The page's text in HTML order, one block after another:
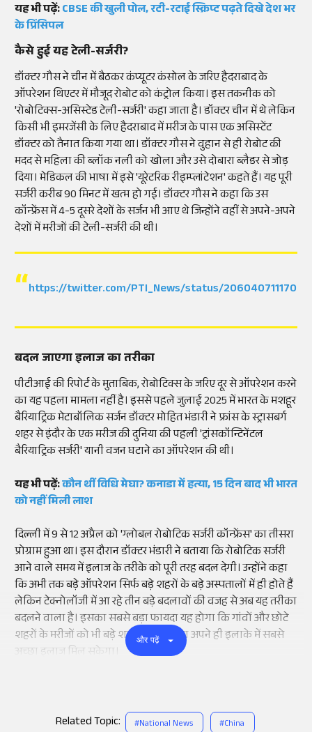
यह भी पढ़ें:CBSE की खुली पोल, रटी-रटाई स्क्रिप्ट पढ़ते दिखे देश भर
के प्रिंसिपल
कैसे हुई यह टेली-सर्जरी?
डॉक्टर गौस ने चीन में बैठकर कंप्यूटर कंसोल के जरिए हैदराबाद के
ऑपरेशन थिएटर में मौजूद रोबोट को कंट्रोल किया। इस तकनीक को
'रोबोटिक्स-असिस्टेड टेली-सर्जरी' कहा जाता है। डॉक्टर चीन में थे लेकिन
किसी भी इमरजेंसी के लिए हैदराबाद में मरीज के पास एक असिस्टेंट
डॉक्टर को तैनात किया गया था। डॉक्टर गौस ने वुहान से ही रोबोट की
मदद से महिला की ब्लॉक नली को खोला और उसे दोबारा ब्लैडर से जोड़
दिया। मेडिकल की भाषा में इसे 'यूरेटरिक रीइम्प्लांटेशन' कहते हैं। यह पूरी
सर्जरी करीब 90 मिनट में खत्म हो गई। डॉक्टर गौस ने कहा कि उस
कॉन्फ्रेंस में 4-5 दूसरे देशों के सर्जन भी आए थे जिन्होंने वहीं से अपने-अपने
देशों में मरीजों की टेली-सर्जरी की थी।
https://twitter.com/PTI_News/status/
बदल जाएगा इलाज का तरीका
पीटीआई की रिपोर्ट के मुताबिक, रोबोटिक्स के जरिए दूर से ऑपरेशन करने
का यह पहला मामला नहीं है। इससे पहले जुलाई 2025 में भारत के मशहूर
बैरियाट्रिक मेटाबॉलिक सर्जन डॉक्टर मोहित भंडारी ने फ्रांस के स्ट्रासबर्ग
शहर से इंदौर के एक मरीज की दुनिया की पहली 'ट्रांसकॉन्टिनेंटल
बैरियाट्रिक सर्जरी' यानी वजन घटाने का ऑपरेशन की थी।
यह भी पढ़ें:कौन थीं विधि मेघा? कनाडा में हत्या, 15 दिन बाद भी भारत
को नहीं मिली लाश
दिल्ली में 9 से 12 अप्रैल को 'ग्लोबल रोबोटिक सर्जरी कॉन्फ्रेंस' का तीसरा
प्रोग्राम हुआ था। इस दौरान डॉक्टर भंडारी ने बताया कि रोबोटिक सर्जरी
आने वाले समय में इलाज के तरीके को पूरी तरह बदल देगी। उन्होंने कहा
कि अभी तक बड़े ऑपरेशन सिर्फ बड़े शहरों के बड़े अस्पतालों में ही होते हैं
लेकिन टेक्नोलॉजी में आ रहे तीन बड़े बदलावों की वजह से अब यह तरीका
बदलने वाला है। इसका सबसे बड़ा फायदा यह होगा कि गांवों और छोटे
शहरों के मरीजों को भी बड़े शहरों में भागे बिना अपने ही इलाके में सबसे
अच्छा इलाज मिल सकेगा।
और पढ़ें
Related Topic: #National News #China